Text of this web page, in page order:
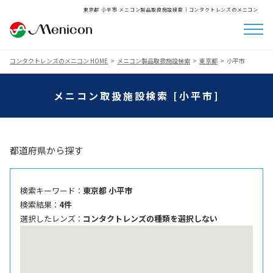
東京都 小平市 メニコン製品取扱施設検索│コンタクトレンズのメニコン
コンタクトレンズのメニコン HOME メニコン製品取扱施設検索 東京都 小平市
メニコン取扱施設検索 [小平市]
都道府県から探す
検索キーワード ： 東京都 小平市
検索結果 ： 4件
選択したレンズ ： コンタクトレンズの種類を選択しない